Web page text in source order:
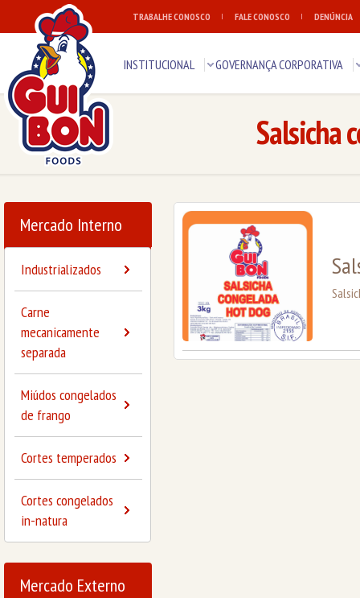
TRABALHE CONOSCO FALE CONOSCO DENÚNCIA
INSTITUCIONAL GOVERNANÇA CORPORATIVA
Salsicha
Mercado Interno
Industrializados
Carne
mecanicamente
separada
Miúdos congelados
de frango
Cortes temperados
Cortes congelados
in-natura
Mercado Externo